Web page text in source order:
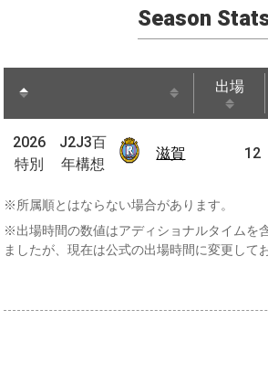
Season
出場
2026
特別
百年
構想
滋賀 12
2026
特別
J2J3百
年構想
滋賀
※所属順とはならない場合があります。
※出場時間の数値はアディショナルタイムを
ましたが、現在は公式の出場時間に変更して